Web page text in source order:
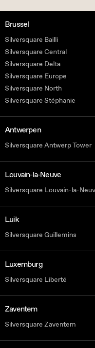
Brussel
Silversquare Bailli
Silversquare Central
Silversquare Delta
Silversquare Europe
Silversquare North
Silversquare Stéphanie
Antwerpen
Silversquare Antwerp Tower
Louvain-la-Neuve
Silversquare Louvain-la-
Luik
Silversquare Guillemins
Luxemburg
Silversquare Liberté
Zaventem
Silversquare Zaventem